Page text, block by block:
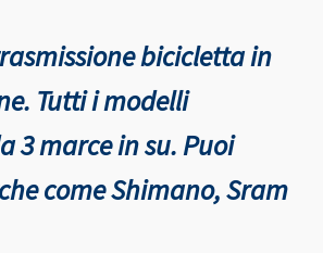
bicicletta in
Tutti i modelli
3 marce in su. Puoi
come Shimano, Sram